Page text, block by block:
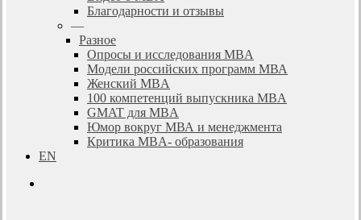
Благодарности и отзывы
—
Разное
Опросы и исследования MBA
Модели российских программ МВА
Женский MBA
100 компетенций выпускника MBA
GMAT для MBA
Юмор вокруг МВА и менеджмента
Критика MBA- образования
EN